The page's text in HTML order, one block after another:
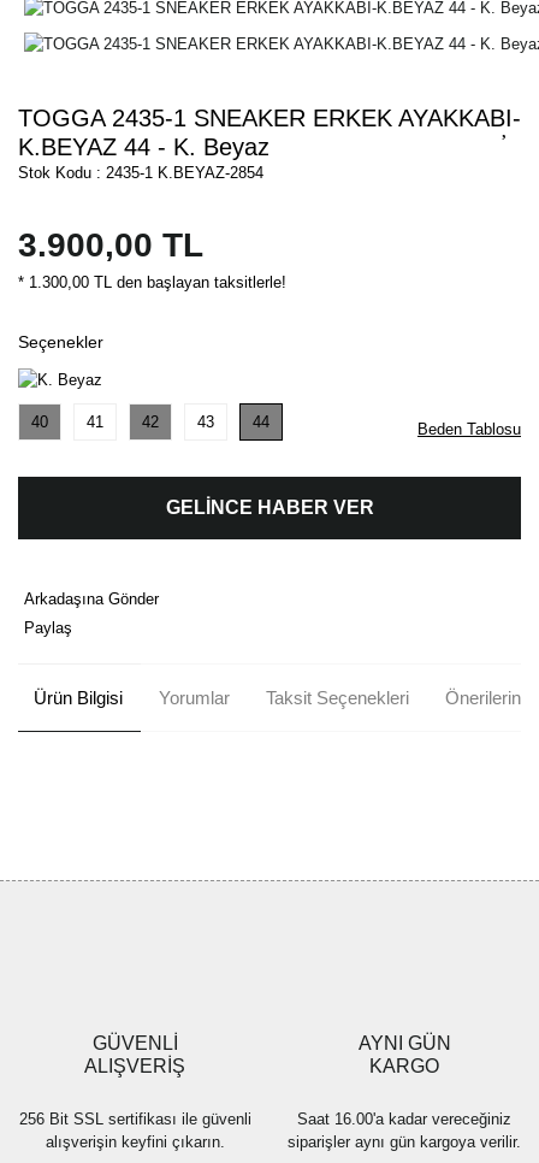
TOGGA 2435-1 SNEAKER ERKEK AYAKKABI-
K.BEYAZ 44 - K. Beyaz
Stok Kodu : 2435-1 K.BEYAZ-2854
3.900,00 TL
* 1.300,00 TL den başlayan taksitlerle!
Seçenekler
40 41 42 43 44 Beden Tablosu
GELİNCE HABER VER
Arkadaşına Gönder
Paylaş
Ürün Bilgisi Yorumlar Taksit Seçenekleri Önerileriniz
Ürün fiyatı diğer sitelerden daha pahalı.
Bu ürüne benzer farklı alternatifler olmalı.
GÜVENLİ
ALIŞVERİŞ
256 Bit SSL sertifikası ile güvenli
alışverişin keyfini çıkarın.
AYNI GÜN
KARGO
Saat 16.00'a kadar vereceğiniz
siparişler aynı gün kargoya verilir.